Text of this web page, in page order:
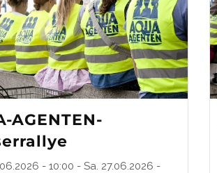
AGENTEN-
- 10:00 - Sa. 27.06.2026 -